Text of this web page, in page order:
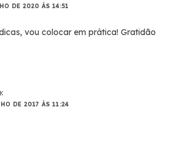
DE 2020 ÀS 14:51
vou colocar em prática! Gratidão
DE 2017 ÀS 11:24